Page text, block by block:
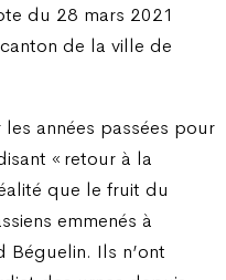
du 28 mars 2021
de la ville de
années passées pour
« retour à la
que le fruit du
emmenés à
Béguelin. Ils n’ont